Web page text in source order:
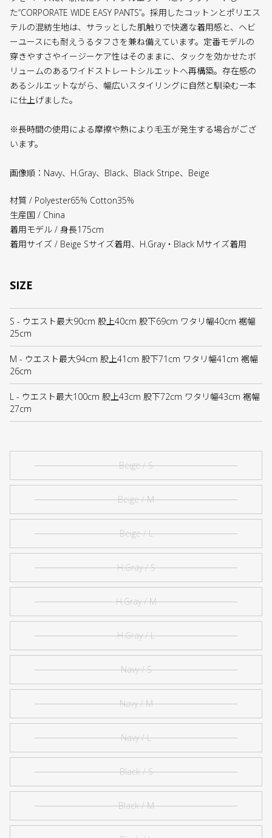
た“CORPORATE WIDE EASY PANTS”。採用したコットンとポリエス
テルの混紡生地は、サラッとした肌触りで快適な着用感と、ヘビ
ーユースにも耐えうるタフさを兼ね備えています。定番モデルの
穿きやすさやイージーケア性はそのままに、タックを効かせたボ
リュームのあるワイドストレートシルエットへ再構築。存在感の
あるシルエットながら、幅広いスタイリングに自然と馴染む一本
に仕上げました。
※長時間の使用による摩擦や熱により毛玉が発生する場合がござ
います。
画像順：Navy、H.Gray、Black、Black Stripe、Beige
材質 / Polyester65% Cotton35%
生産国 / China
着用モデル / 身長175cm
着用サイズ / Beige Sサイズ着用、H.Gray・Black Mサイズ着用
SIZE
S - ウエスト最大90cm 股上40cm 股下69cm ワタリ幅40cm 裾幅
25cm
M - ウエスト最大94cm 股上41cm 股下71cm ワタリ幅41cm 裾幅
26cm
L - ウエスト最大100cm 股上43cm 股下72cm ワタリ幅43cm 裾幅
27cm
Beige / S
Beige / M
Beige / L
H.Gray / S
H.Gray / M
H.Gray / L
Navy / S
Navy / M
Navy / L
Black / S
Black / M